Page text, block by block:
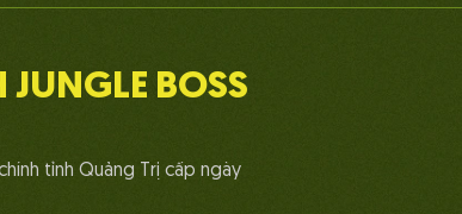
BOSS
chính tỉnh Quảng Trị cấp ngày